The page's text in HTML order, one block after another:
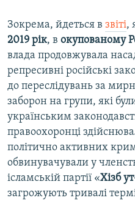
Зокрема, йдеться в звіті,
2019 рік, в окупованому
влада продовжувала
репресивні російські
до переслідувань за
заборон на групи, які
українським
правоохоронці
політично активних
обвинувачували у
ісламській партії «Хізб
загрожують тривалі